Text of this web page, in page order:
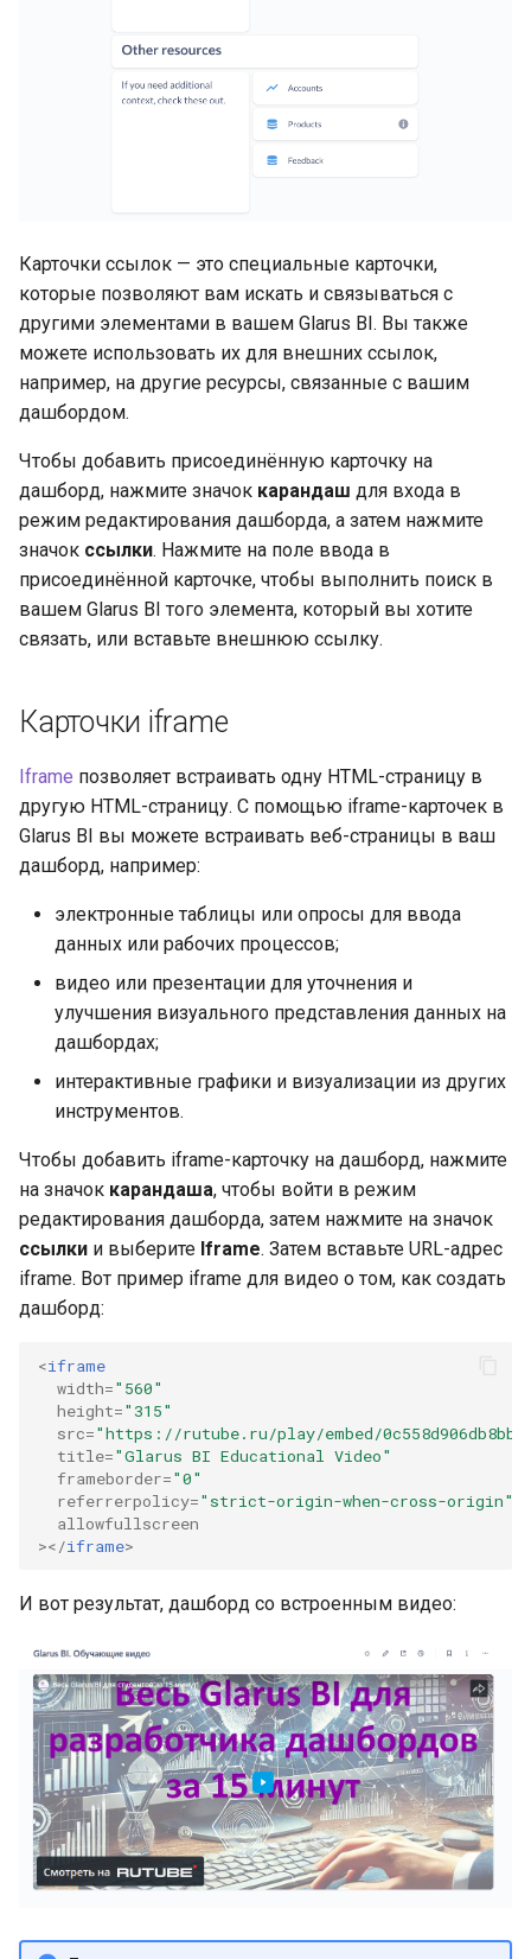
Карточки ссылок — это специальные карточки,
которые позволяют вам искать и связываться с
другими элементами в вашем Glarus BI. Вы также
можете использовать их для внешних ссылок,
например, на другие ресурсы, связанные с вашим
дашбордом.
Чтобы добавить присоединённую карточку на
дашборд, нажмите значок карандаш для входа в
режим редактирования дашборда, а затем нажмите
значок ссылки. Нажмите на поле ввода в
присоединённой карточке, чтобы выполнить поиск в
вашем Glarus BI того элемента, который вы хотите
связать, или вставьте внешнюю ссылку.
Карточки iframe
Iframe позволяет встраивать одну HTML-страницу в
другую HTML-страницу. С помощью iframe-карточек в
Glarus BI вы можете встраивать веб-страницы в ваш
дашборд, например:
электронные таблицы или опросы для ввода
данных или рабочих процессов;
видео или презентации для уточнения и
улучшения визуального представления данных на
дашбордах;
интерактивные графики и визуализации из других
инструментов.
Чтобы добавить iframe-карточку на дашборд, нажмите
на значок карандаша, чтобы войти в режим
редактирования дашборда, затем нажмите на значок
ссылки и выберите Iframe. Затем вставьте URL-адрес
iframe. Вот пример iframe для видео о том, как создать
дашборд:
<iframe
width="560"
height="315"
src="https://rutube.ru/play/embed/
title="Glarus BI Educational Video"
frameborder="0"
referrerpolicy="strict-origin-when-cross-origin"
allowfullscreen
></iframe>
И вот результат, дашборд со встроенным видео: